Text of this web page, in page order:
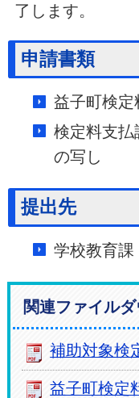
了します。
申請書類
益子町検定
検定料支払
の写し
提出先
学校教育課
関連ファイル
補助対象検
益子町検定